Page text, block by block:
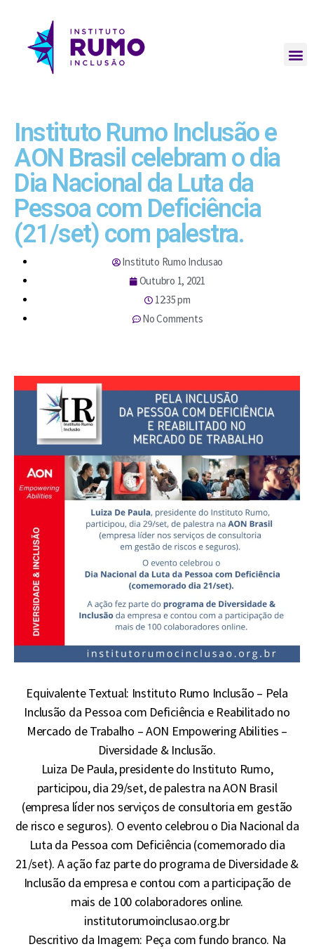
Instituto Rumo Inclusão e
AON Brasil celebram o dia
Dia Nacional da Luta da
Pessoa com Deficiência
(21/set) com palestra.
Instituto Rumo Inclusao
Outubro 1, 2021
12:35 pm
No Comments
Equivalente Textual: Instituto Rumo Inclusão – Pela
Inclusão da Pessoa com Deficiência e Reabilitado no
Mercado de Trabalho – AON Empowering Abilities –
Diversidade & Inclusão.
Luiza De Paula, presidente do Instituto Rumo,
participou, dia 29/set, de palestra na AON Brasil
(empresa líder nos serviços de consultoria em gestão
de risco e seguros). O evento celebrou o Dia Nacional da
Luta da Pessoa com Deficiência (comemorado dia
21/set). A ação faz parte do programa de Diversidade &
Inclusão da empresa e contou com a participação de
mais de 100 colaboradores online.
institutorumoinclusao.org.br
Descritivo da Imagem: Peça com fundo branco. Na